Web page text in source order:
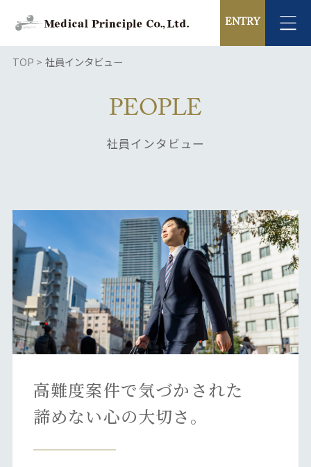
TOP 社員インタビュー
PEOPLE
社員インタビュー
高難度案件で気づかされた
諦めない心の大切さ。